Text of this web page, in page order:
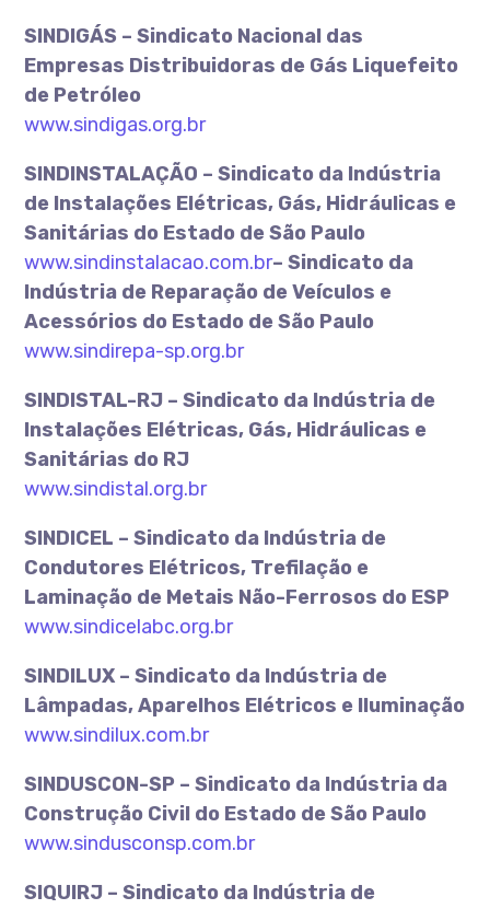
SINDIGÁS – Sindicato Nacional das
Empresas Distribuidoras de Gás Liquefeito
de Petróleo
www.sindigas.org.br
SINDINSTALAÇÃO – Sindicato da Indústria
de Instalações Elétricas, Gás, Hidráulicas e
Sanitárias do Estado de São Paulo
www.sindinstalacao.com.br– Sindicato da
Indústria de Reparação de Veículos e
Acessórios do Estado de São Paulo
www.sindirepa-sp.org.br
SINDISTAL-RJ – Sindicato da Indústria de
Instalações Elétricas, Gás, Hidráulicas e
Sanitárias do RJ
www.sindistal.org.br
SINDICEL – Sindicato da Indústria de
Condutores Elétricos, Trefilação e
Laminação de Metais Não-Ferrosos do ESP
www.sindicelabc.org.br
SINDILUX – Sindicato da Indústria de
Lâmpadas, Aparelhos Elétricos e Iluminação
www.sindilux.com.br
SINDUSCON-SP – Sindicato da Indústria da
Construção Civil do Estado de São Paulo
www.sindusconsp.com.br
SIQUIRJ – Sindicato da Indústria de